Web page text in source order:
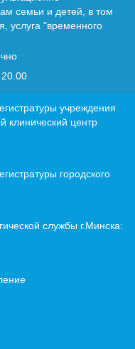
семьи и детей, в том
услуга "временного
учреждения
клинический центр
городского
службы г.Минска: